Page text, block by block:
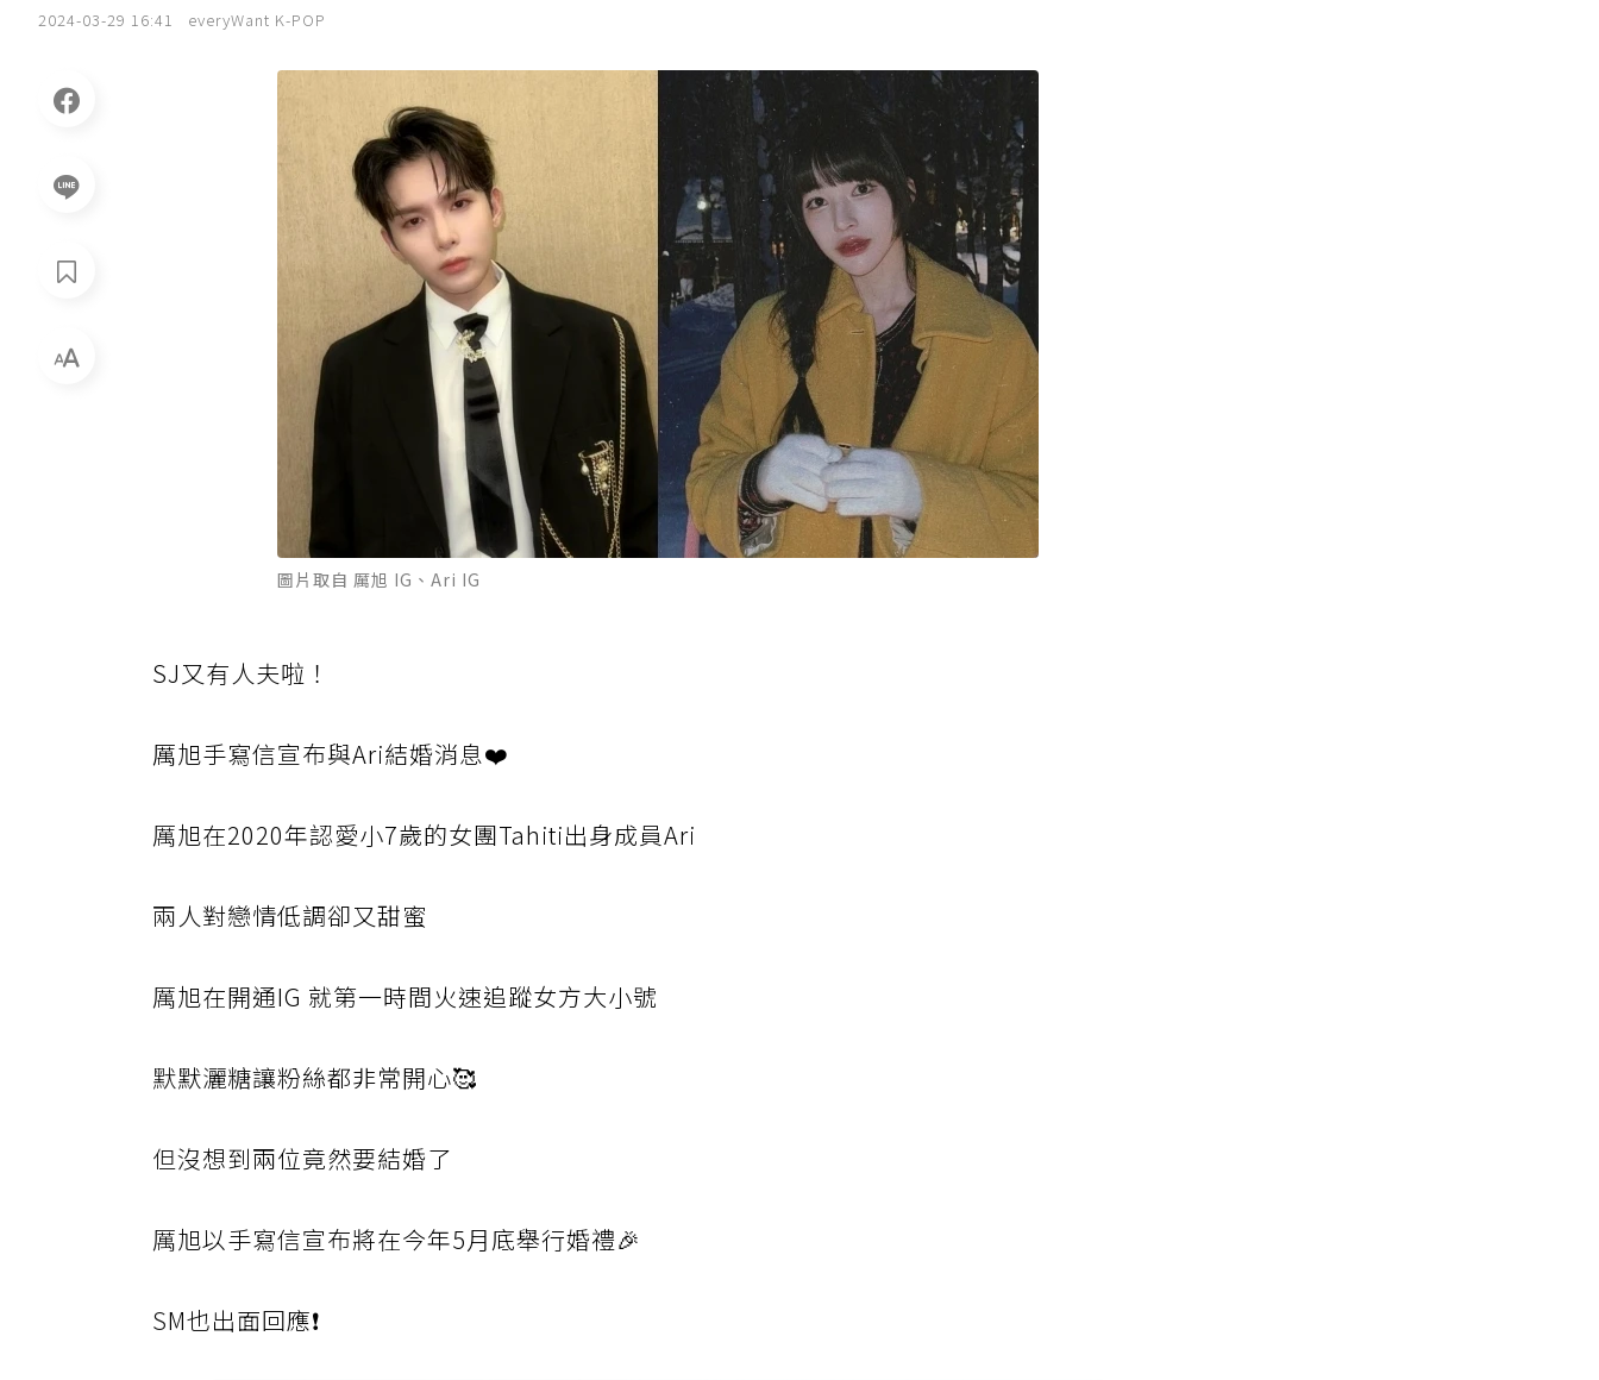
2024-03-29 16:41 everyWant K-POP
圖片取自 厲旭 IG、Ari IG
SJ又有人夫啦！
厲旭手寫信宣布與Ari結婚消息❤️
厲旭在2020年認愛小7歲的女團Tahiti出身成員Ari
兩人對戀情低調卻又甜蜜
厲旭在開通IG 就第一時間火速追蹤女方大小號
默默灑糖讓粉絲都非常開心🥰
但沒想到兩位竟然要結婚了
厲旭以手寫信宣布將在今年5月底舉行婚禮🎉
SM也出面回應❗️